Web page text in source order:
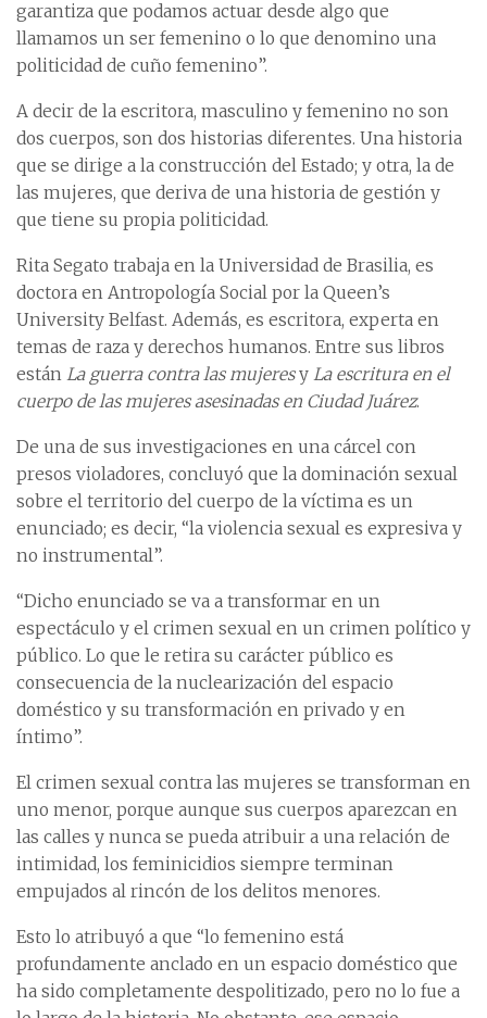
garantiza que podamos actuar desde algo que
llamamos un ser femenino o lo que denomino una
politicidad de cuño femenino”.
A decir de la escritora, masculino y femenino no son
dos cuerpos, son dos historias diferentes. Una historia
que se dirige a la construcción del Estado; y otra, la de
las mujeres, que deriva de una historia de gestión y
que tiene su propia politicidad.
Rita Segato trabaja en la Universidad de Brasilia, es
doctora en Antropología Social por la Queen’s
University Belfast. Además, es escritora, experta en
temas de raza y derechos humanos. Entre sus libros
están La guerra contra las mujeresy La escritura en el
cuerpo de las mujeres asesinadas en Ciudad Juárez.
De una de sus investigaciones en una cárcel con
presos violadores, concluyó que la dominación sexual
sobre el territorio del cuerpo de la víctima es un
enunciado; es decir, “la violencia sexual es expresiva y
no instrumental”.
“Dicho enunciado se va a transformar en un
espectáculo y el crimen sexual en un crimen político y
público. Lo que le retira su carácter público es
consecuencia de la nuclearización del espacio
doméstico y su transformación en privado y en
íntimo”.
El crimen sexual contra las mujeres se transforman en
uno menor, porque aunque sus cuerpos aparezcan en
las calles y nunca se pueda atribuir a una relación de
intimidad, los feminicidios siempre terminan
empujados al rincón de los delitos menores.
Esto lo atribuyó a que “lo femenino está
profundamente anclado en un espacio doméstico que
ha sido completamente despolitizado, pero no lo fue a